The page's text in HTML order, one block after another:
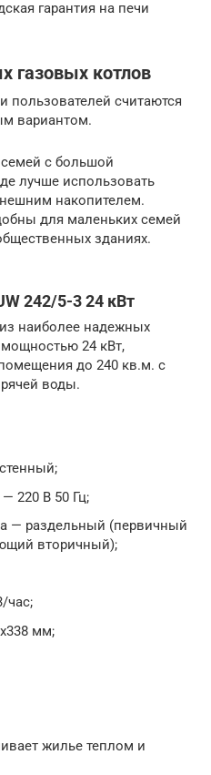
гарантия на печи
газовых котлов
пользователей считаются
вариантом.
с большой
лучше использовать
накопителем.
для маленьких семей
зданиях.
242/5-3 24 кВт
наиболее надежных
24 кВт,
до 240 кв.м. с
воды.
220 В 50 Гц;
— раздельный (первичный
вторичный);
час;
мм;
жилье теплом и